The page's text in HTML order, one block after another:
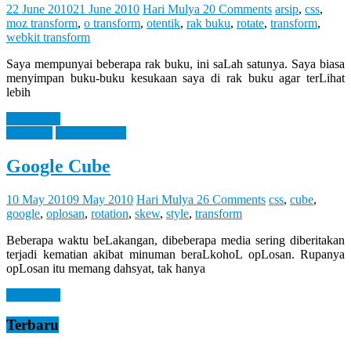
You
Feel
It
22 June 201021 June 2010 Hari Mulya 20 Comments arsip, css,
moz transform, o transform, otentik, rak buku, rotate, transform,
webkit transform
Saya mempunyai beberapa rak buku, ini saLah satunya. Saya biasa
menyimpan buku-buku kesukaan saya di rak buku agar terLihat
lebih
Google Cube
10 May 20109 May 2010 Hari Mulya 26 Comments css, cube,
google, oplosan, rotation, skew, style, transform
Beberapa waktu beLakangan, dibeberapa media sering diberitakan
terjadi kematian akibat minuman beraLkohoL opLosan. Rupanya
opLosan itu memang dahsyat, tak hanya
Terbaru